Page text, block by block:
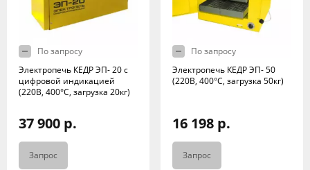
По запросу
Электропечь КЕДР ЭП- 20 с
цифровой индикацией
(220В, 400°C, загрузка 20кг)
37 900 р.
Запрос
По запросу
Электропечь КЕДР ЭП- 50
(220В, 400°C, загрузка 50кг)
16 198 р.
Запрос